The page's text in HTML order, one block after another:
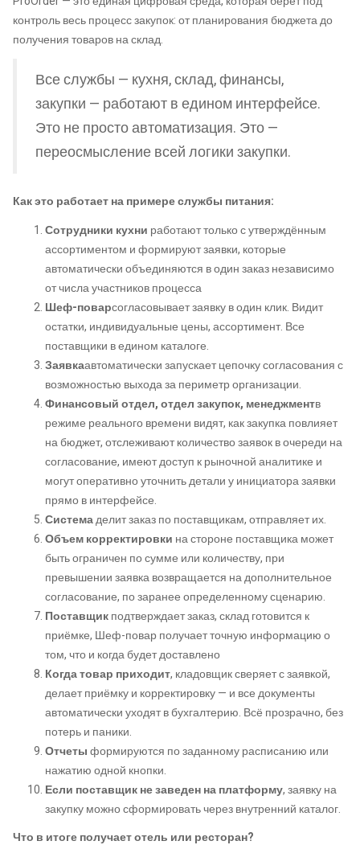
контроль весь процесс закупок: от планирования бюджета до
получения товаров на склад.
Все службы — кухня, склад, финансы,
закупки — работают в едином интерфейсе.
Это не просто автоматизация. Это —
переосмысление всей логики закупки.
Как это работает на примере службы питания:
Сотрудники кухни работают только с утверждённым
ассортиментом и формируют заявки, которые
автоматически объединяются в один заказ независимо
от числа участников процесса
Шеф-поварсогласовывает заявку в один клик. Видит
остатки, индивидуальные цены, ассортимент. Все
поставщики в едином каталоге.
Заявкаавтоматически запускает цепочку согласования с
возможностью выхода за периметр организации.
Финансовый отдел, отдел закупок, менеджментв
режиме реального времени видят, как закупка повлияет
на бюджет, отслеживают количество заявок в очереди на
согласование, имеют доступ к рыночной аналитике и
могут оперативно уточнить детали у инициатора заявки
прямо в интерфейсе.
Системаделит заказ по поставщикам, отправляет их.
Объем корректировки на стороне поставщика может
быть ограничен по сумме или количеству, при
превышении заявка возвращается на дополнительное
согласование, по заранее определенному сценарию.
Поставщикподтверждает заказ, склад готовится к
приёмке, Шеф-повар получает точную информацию о
том, что и когда будет доставлено
Когда товар приходит, кладовщик сверяет с заявкой,
делает приёмку и корректировку — и все документы
автоматически уходят в бухгалтерию. Всё прозрачно, без
потерь и паники.
Отчетыформируются по заданному расписанию или
нажатию одной кнопки.
Если поставщик не заведен на платформу, заявку на
закупку можно сформировать через внутренний каталог.
Что в итоге получает отель или ресторан?